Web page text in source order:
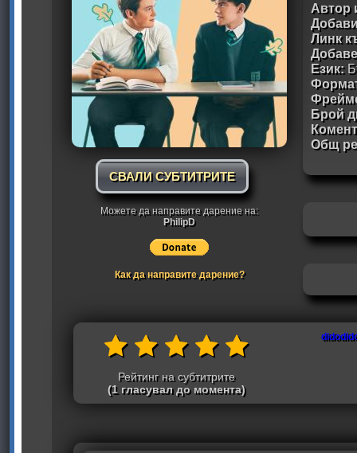
СВАЛИ СУБТИТРИТЕ
Можете да направите дарение на:
PhilipD
Как да направите дарение?
Автор
Линк
Език:
Брой
Общ
Рейтинг на субтитрите
(1 гласувал до момента)